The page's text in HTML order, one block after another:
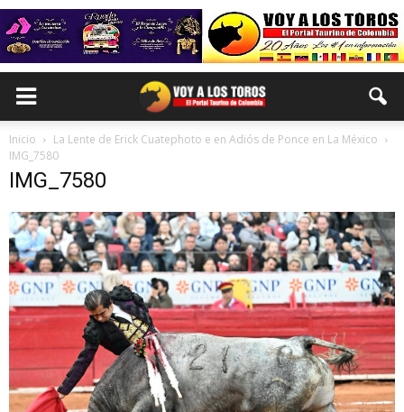
Inicio
La Lente de Erick Cuatephoto e en Adiós de Ponce en La México
IMG_7580
IMG_7580